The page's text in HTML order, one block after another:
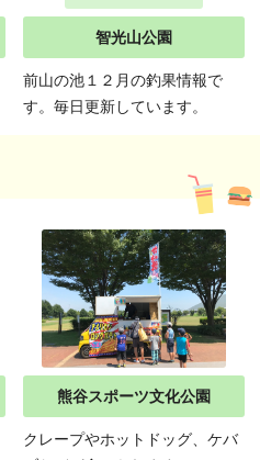
智光山公園
前山の池１２月の釣果情報で
す。毎日更新しています。
熊谷スポーツ文化公園
クレープやホットドッグ、ケバ